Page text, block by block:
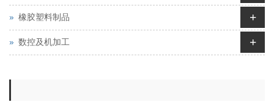
橡胶塑料制品 +
数控及机加工 +